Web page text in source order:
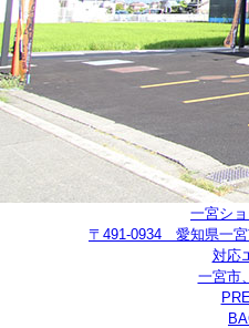
一宮シ
〒491-0934 愛知県一
対応
一宮市